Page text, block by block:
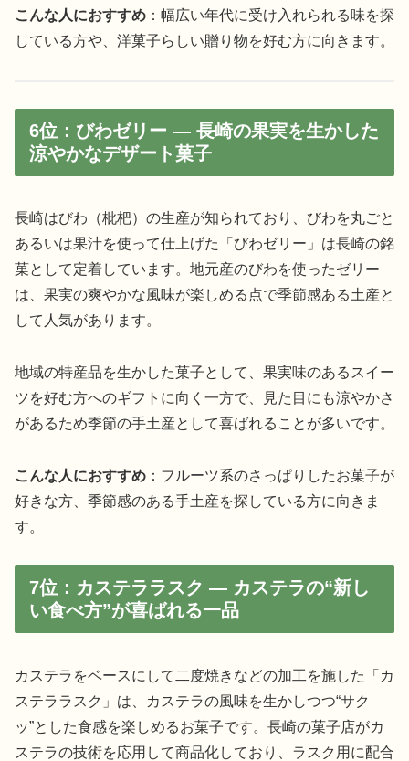
こんな人におすすめ ：幅広い年代に受け入れられる味を探
している方や、洋菓子らしい贈り物を好む方に向きます。
6位：びわゼリー — 長崎の果実を生かした
涼やかなデザート菓子
長崎はびわ（枇杷）の生産が知られており、びわを丸ごと
あるいは果汁を使って仕上げた「びわゼリー」は長崎の銘
菓として定着しています。地元産のびわを使ったゼリー
は、果実の爽やかな風味が楽しめる点で季節感ある土産と
して人気があります。
地域の特産品を生かした菓子として、果実味のあるスイー
ツを好む方へのギフトに向く一方で、見た目にも涼やかさ
があるため季節の手土産として喜ばれることが多いです。
こんな人におすすめ ：フルーツ系のさっぱりしたお菓子が
好きな方、季節感のある手土産を探している方に向きま
す。
7位：カステララスク — カステラの“新し
い食べ方”が喜ばれる一品
カステラをベースにして二度焼きなどの加工を施した「カ
ステララスク」は、カステラの風味を生かしつつ“サク
ッ”とした食感を楽しめるお菓子です。長崎の菓子店がカ
ステラの技術を応用して商品化しており、ラスク用に配合